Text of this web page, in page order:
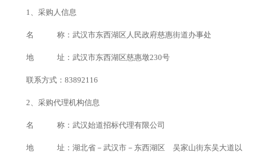
1、采购人信息
名 称：武汉市东西湖区人民政府慈惠街道办事处
地 址：武汉市东西湖区慈惠墩230号
联系方式：83892116
2、采购代理机构信息
名 称：武汉始道招标代理有限公司
地 址：湖北省－武汉市－东西湖区 吴家山街东吴大道以